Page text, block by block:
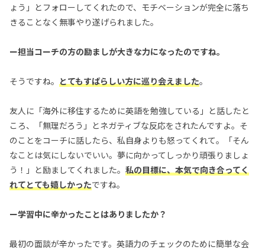
ょう」とフォローしてくれたので、モチベーションが完全に落ち
きることなく無事やり遂げられました。
ー担当コーチの方の励ましが大きな力になったのですね。
そうですね。 とてもすばらしい方に巡り会えました。
友人に「海外に移住するために英語を勉強している」と話したと
ころ、「無理だろう」とネガティブな反応をされたんですよ。そ
のことをコーチに話したら、私自身よりも怒ってくれて。「そん
なことは気にしないでいい。夢に向かってしっかり頑張りましょ
う！」と励ましてくれました。 私の目標に、本気で向き合ってく
れてとても嬉しかったですね。
ー学習中に辛かったことはありましたか？
最初の面談が辛かったです。英語力のチェックのために簡単な会